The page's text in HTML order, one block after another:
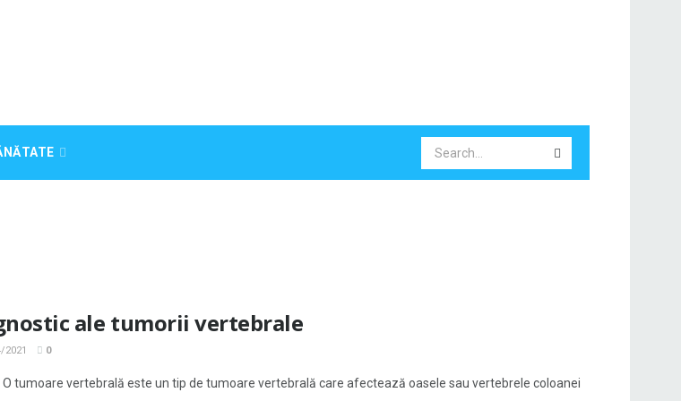
ale tumorii vertebrale
2021 0
tumoare vertebrală este un tip de tumoare vertebrală care afectează oasele sau vertebrele coloanei